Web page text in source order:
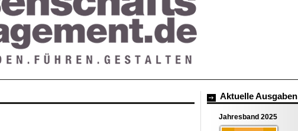
Aktuelle Ausgaben
Jahresband 2025